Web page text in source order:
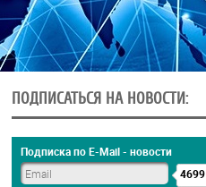
ПОДПИСАТЬСЯ НА НОВОСТИ:
Подписка по E-Mail - новости
4699